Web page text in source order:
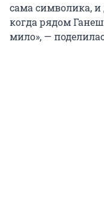
сама символика, и
когда рядом
мило», —